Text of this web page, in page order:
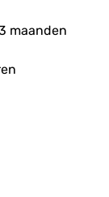
maanden